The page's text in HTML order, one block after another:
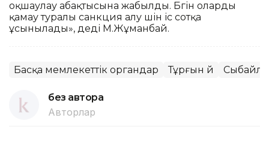
оқшаулау абақтысына жабылды. Бүгін оларды
қамау туралы санкция алу үшін іс сотқа
ұсынылады», деді М.Жұманбай.
Басқа мемлекеттік органдар Тұрғын үй
без автора
Авторлар